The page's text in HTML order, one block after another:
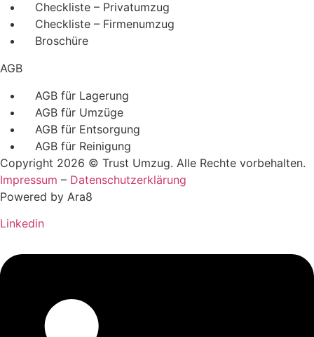
Checkliste – Privatumzug
Checkliste – Firmenumzug
Broschüre
AGB
AGB für Lagerung
AGB für Umzüge
AGB für Entsorgung
AGB für Reinigung
Copyright 2026 © Trust Umzug. Alle Rechte vorbehalten.
Impressum – Datenschutzerklärung
Powered by Ara8
Linkedin